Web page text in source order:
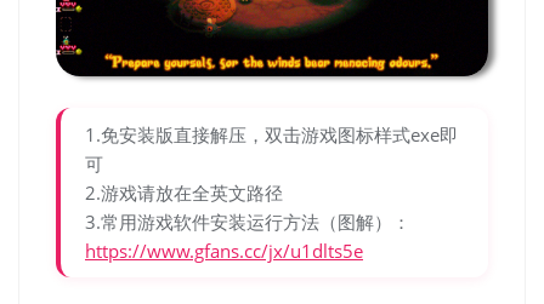
1.免安装版直接解压，双击游戏图标样式exe即
可
2.游戏请放在全英文路径
3.常用游戏软件安装运行方法（图解）：
https://www.gfans.cc/jx/u1dlts5e